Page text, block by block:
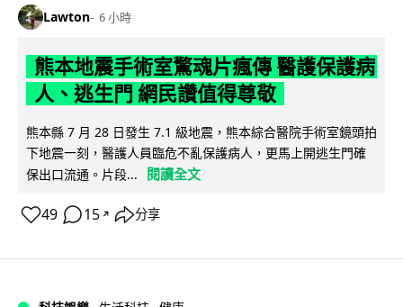
Lawton 6 小時
熊本地震手術室驚魂片瘋傳 醫護保護病
人、逃生門 網民讚值得尊敬
熊本縣 7 月 28 日發生 7.1 級地震，熊本綜合醫院手術室鏡頭拍
下地震一刻，醫護人員臨危不亂保護病人，更馬上開逃生門確
保出口流通。片段...
閱讀全文
49 15 ↗ 分享